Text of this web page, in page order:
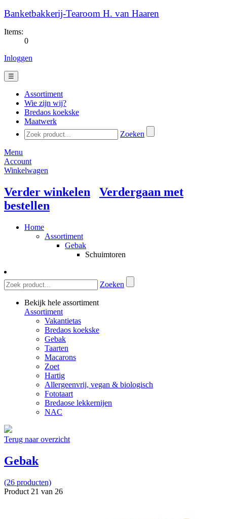
Banketbakkerij-Tearoom H. van Haaren
Items:
0
Inloggen
☰
Assortiment
Wie zijn wij?
Bredaos koekske
Maatwerk
Zoeken
Menu
Account
Winkelwagen
Verder winkelen
Verdergaan met
bestellen
Home
Assortiment
Gebak
Schuimtoren
Zoeken
Bekijk hele assortiment
Assortiment
Vakantietas
Bredaos koekske
Gebak
Taarten
Macarons
Zoet
Hartig
Allergeenvrij, vegan & biologisch
Fototaart
Bredaose lekkernijen
NAC
Terug naar overzicht
Gebak
(26 producten)
Product 21 van 26